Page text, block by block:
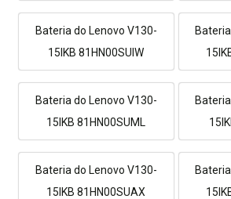
Bateria do Lenovo V130-
15IKB 81HN00SUIW
Bateria do Lenovo V130-
15IKB 81HN00SUML
Bateria do Lenovo V130-
15IKB 81HN00SUAX